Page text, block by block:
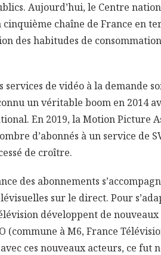
Aujourd’hui, le Centre
chaîne de France en
des habitudes de
services de vidéo à la demande
un véritable boom en 2014
En 2019, la Motion Picture
d’abonnés à un service de
de croître.
des abonnements
sur le direct. Pour
développent de
(commune à M6, France
ces nouveaux acteurs, ce fut